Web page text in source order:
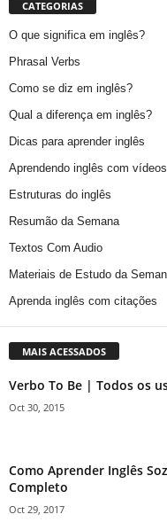
CATEGORIAS
O que significa em inglês?
Phrasal Verbs
Como se diz em inglês?
Qual a diferença em inglês?
Dicas para aprender inglês
Aprendendo inglês com vídeos
Estruturas do inglês
Resumão da Semana
Textos Com Audio
Materiais de Estudo da
Aprenda inglês com citações
MAIS ACESSADOS
Verbo To Be | Todos os
Oct 30, 2015
Como Aprender Inglês
Completo
Oct 29, 2017